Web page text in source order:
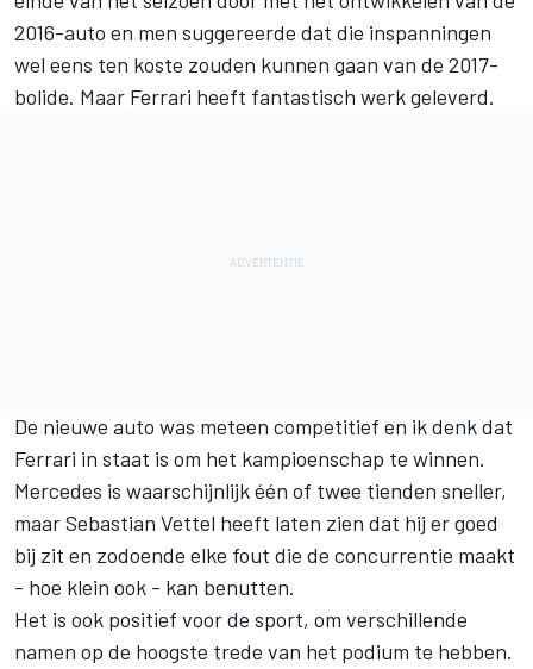
2016-auto en men suggereerde dat die inspanningen
wel eens ten koste zouden kunnen gaan van de 2017-
bolide. Maar Ferrari heeft fantastisch werk geleverd.
De nieuwe auto was meteen competitief en ik denk dat
Ferrari in staat is om het kampioenschap te winnen.
Mercedes is waarschijnlijk één of twee tienden sneller,
maar Sebastian Vettel heeft laten zien dat hij er goed
bij zit en zodoende elke fout die de concurrentie maakt
- hoe klein ook - kan benutten.
Het is ook positief voor de sport, om verschillende
namen op de hoogste trede van het podium te hebben.